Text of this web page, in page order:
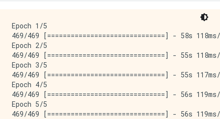
Epoch 1/5
469/469 [==============================] -
Epoch 2/5
469/469 [==============================] -
Epoch 3/5
469/469 [==============================] -
Epoch 4/5
469/469 [==============================] -
Epoch 5/5
469/469 [==============================] -